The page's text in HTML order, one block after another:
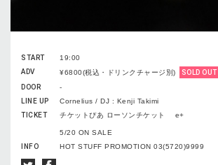
START
19:00
ADV
¥6800(税込・ドリンクチャージ別)
SOLD OUT
DOOR
-
LINE UP
Cornelius / DJ : Kenji Takimi
TICKET
チケットぴあ ローソンチケット e+
5/20 ON SALE
INFO
HOT STUFF PROMOTION 03(5720)9999